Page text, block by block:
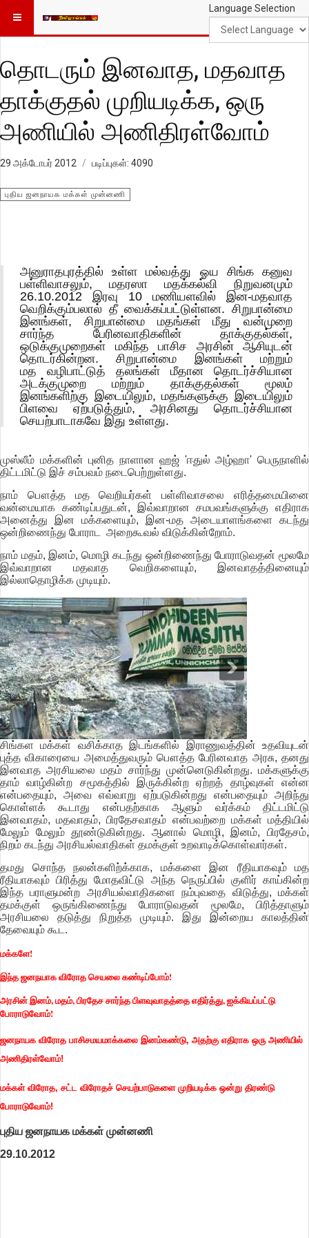
Language Selection
தொடரும் இனவாத, மதவாத
தாக்குதல் முறியடிக்க, ஒரு
அணியில் அணிதிரள்வோம்
29 அக்டோபர் 2012 படிப்புகள்: 4090
புதிய ஜனநாயக மக்கள் முன்னணி
அனுராதபுரத்தில் உள்ள மல்வத்து ஓய சிங்க கனுவ
பள்ளிவாசலும், மதரஸா மதக்கல்வி நிறுவனமும்
26.10.2012 இரவு 10 மணியளவில் இன-மதவாத
வெறிக்கும்பலால் தீ வைக்கப்பட்டுள்ளன. சிறுபான்மை
இனங்கள், சிறுபான்மை மதங்கள் மீது வன்முறை
சார்ந்த பேரினவாதிகளின் தாக்குதல்கள்,
ஒடுக்குமுறைகள் மகிந்த பாசிச அரசின் ஆசியுடன்
தொடர்கின்றன. சிறுபான்மை இனங்கள் மற்றும்
மத வழிபாட்டுத் தலங்கள் மீதான தொடர்ச்சியான
அடக்குமுறை மற்றும் தாக்குதல்கள் மூலம்
இனங்களிற்கு இடையிலும், மதங்களுக்கு இடையிலும்
பிளவை ஏற்படுத்தும், அரசினது தொடர்ச்சியான
செயற்பாடாகவே இது உள்ளது.
முஸ்லீம் மக்களின் புனித நாளான ஹஜ் 'ஈதுல் அழ்ஹா' பெருநாளில்
திட்டமிட்டு இச் சம்பவம் நடைபெற்றுள்ளது.
நாம் பௌத்த மத வெறியர்கள் பள்ளிவாசலை எரித்தமையினை
வன்மையாக கண்டிப்பதுடன், இவ்வாறான சமபவங்களுக்கு எதிராக
அனைத்து இன மக்களையும், இன-மத அடையாளங்களை கடந்து
ஒன்றிணைந்து போராட அறைகூவல் விடுக்கின்றோம்.
நாம் மதம், இனம், மொழி கடந்து ஒன்றிணைந்து போராடுவதன் மூலமே
இவ்வாறான மதவாத வெறிகளையும், இனவாதத்தினையும்
இல்லாதொழிக்க முடியும்.
சிங்கள மக்கள் வசிக்காத இடங்களில் இராணுவத்தின் உதவியுடன்
புத்த விகாரையை அமைத்துவரும் பௌத்த பேரினவாத அரசு, தனது
இனவாத அரசியலை மதம் சார்ந்து முன்னெடுகின்றது. மக்களுக்கு
தாம் வாழ்கின்ற சமூகத்தில் இருக்கின்ற ஏற்றத் தாழ்வுகள் என்ன
என்பதையும், அவை எவ்வாறு ஏற்படுகின்றது என்பதையும் அறிந்து
கொள்ளக் கூடாது என்பதற்காக ஆளும் வர்க்கம் திட்டமிட்டு
இனவாதம், மதவாதம், பிரதேசவாதம் என்பவற்றை மக்கள் மத்தியில்
மேலும் மேலும் தூண்டுகின்றது. ஆனால் மொழி, இனம், பிரதேசம்,
நிறம் கடந்து அரசியல்வாதிகள் தமக்குள் உறவாடிக்கொள்வார்கள்.
தமது சொந்த நலன்களிற்க்காக, மக்களை இன ரீதியாகவும் மத
ரீதியாகவும் பிரித்து மோதவிட்டு அந்த நெருப்பில் குளிர் காய்கின்ற
இந்த பராளுமன்ற அரசியல்வாதிகளை நம்புவதை விடுத்து, மக்கள்
தமக்குள் ஒருங்கிணைந்து போராடுவதன் மூலமே, பிரித்தாளும்
அரசியலை தடுத்து நிறுத்த முடியும். இது இன்றைய காலத்தின்
தேவையும் கூட.
மக்களே!
இந்த ஜனநயாக விரோத செயலை கண்டிப்போம்!
அரசின் இனம், மதம், பிரதேச சார்ந்த பிளவுவாதத்தை எதிர்த்து, ஐக்கியப்பட்டு
போராடுவோம்!
ஜனநாயக விரோத பாசிசமயமாக்கலை இனம்கண்டு, அதற்கு எதிராக ஒரு அணியில்
அணிதிரள்வோம்!
மக்கள் விரோத, சட்ட விரோதச் செயற்பாடுகளை முறியடிக்க ஒன்று திரண்டு
போராடுவோம்!
புதிய ஜனநாயக மக்கள் முன்னணி
29.10.2012